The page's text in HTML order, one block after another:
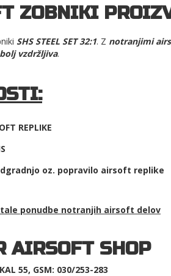
ZOBNIKI
SHS STEEL SET 32:1. Z notranjimi
vzdržljiva.
REPLIKE
oz. popravilo airsoft replike
ponudbe notranjih airsoft delov
AIRSOFT SHOP
55, GSM: 030/253-283